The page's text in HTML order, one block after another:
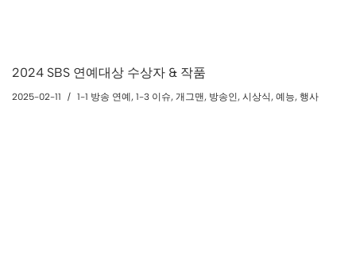
2024 SBS 연예대상 수상자 & 작품
2025-02-11 1-1 방송 연예, 1-3 이슈, 개그맨, 방송인, 시상식, 예능, 행사